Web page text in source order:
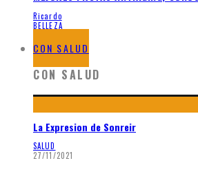
Ricardo
BELLEZA
CON SALUD
CON SALUD
La Expresion de Sonreir
SALUD
27/11/2021